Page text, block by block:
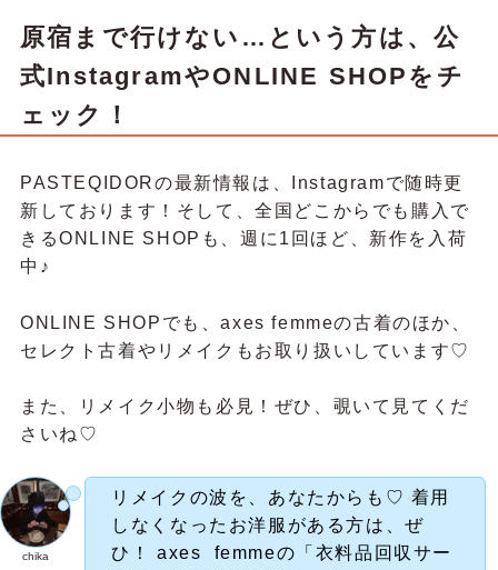
原宿まで行けない…という方は、公
式InstagramやONLINE SHOPをチ
ェック！
PASTEQIDORの最新情報は、Instagramで随時更
新しております！そして、全国どこからでも購入で
きるONLINE SHOPも、週に1回ほど、新作を入荷
中♪
ONLINE SHOPでも、axes femmeの古着のほか、
セレクト古着やリメイクもお取り扱いしています♡
また、リメイク小物も必見！ぜひ、覗いて見てくだ
さいね♡
chika
リメイクの波を、あなたからも♡ 着用
しなくなったお洋服がある方は、ぜ
ひ！ axes femmeの「衣料品回収サー